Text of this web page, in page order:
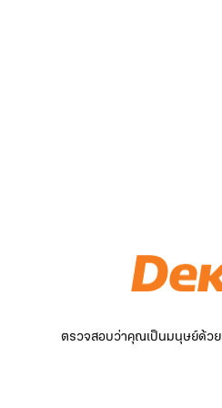
ตรวจสอบว่าคุณเป็นมนุษย์ด้วย